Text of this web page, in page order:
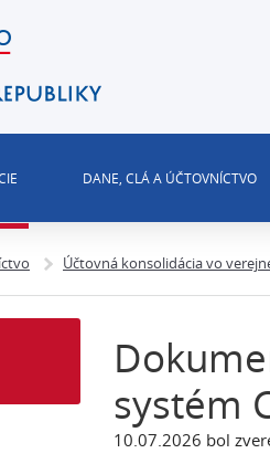
DANE, CLÁ A ÚČTOVNÍCTVO
Účtovná konsolidácia vo
systém
10.07.2026 bol